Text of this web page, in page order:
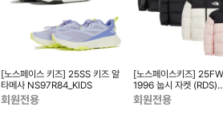
[노스페이스 키즈] 25SS 키즈 알
타메사 NS97R84_KIDS
회원전용
[노스페이스키즈]
1996 눕시 자켓 (RDS)
NJ1DR67_KIDS
회원전용